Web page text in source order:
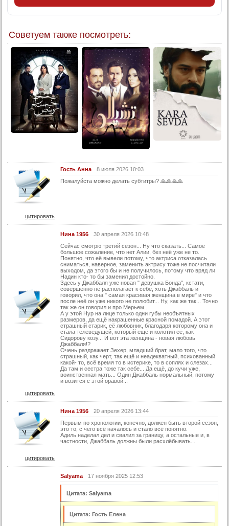
19 серия
22 серия
23 серия
24 серия
25 серия
26 серия
27 серия
30 серия
2 сезон:
31 серия
33 серия
39 серия
45 серия
46 серия
47 серия
48 серия
Советуем также посмотреть:
Гость Анна
8 июля 2026 10:03
Пожалуйста можно делать субтитры? 🙏🙏🙏🙏
цитировать
Нина 1956
30 апреля 2026 10:48
Сейчас смотрю третий сезон... Ну что сказать... Самое
большое сожаление, что нет Алии, без неё уже не то.
Понятно, что её вывели потому, что актриса отказалась
сниматься, наверное, заменить актрису тоже не посчитали
выходом, да этого бы и не получилось, потому что вряд ли
Надин кто- то бы заменил достойно.
Здесь у Джаббаля уже новая " девушка Бонда", кстати,
совершенно не располагает к себе, хоть Джаббаль и
говорил, что она " самая красивая женщина в мире" и что
после неё он уже никого не полюбит... Ну, как же так... Точно
так же он говорил и про Мерьем...
А у этой Нур на лице только одни губы необъятных
размеров, да ещё накрашенные красной помадой. А этот
страшный старик, её любовник, благодаря которому она и
стала телеведущей, который ещё и колотил её, как
Сидорову козу... И вот эта женщина - новая любовь
Джаббаля!?
Очень раздражает Зехер, младший брат, мало того, что
страшный, как черт, так ещё и неадекватный, психованный
какой- то, всё время то в истерике, то в соплях и слезах...
Да там и сестра тоже так себе... Да ещё, до кучи уже,
воинственная мать... Один Джаббаль нормальный, потому
и возится с этой оравой...
цитировать
Нина 1956
20 апреля 2026 13:44
Первым по хронологии, конечно, должен быть второй сезон,
это то, с чего всё началось и стало всё понятно.
Адиль наделал дел и свалил за границу, а остальные и, в
частности, Джаббаль должны были расхлёбывать...
цитировать
Salyama 17 ноября 2025 12:53
Цитата: Salyama
Цитата: Гость Елена